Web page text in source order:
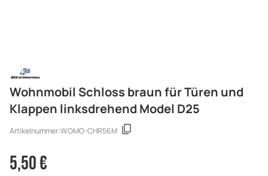
Wohnmobil Schloss braun für Türen und
Klappen linksdrehend Model D25
Artikelnummer:WOMO-CHR56M
5,50 €